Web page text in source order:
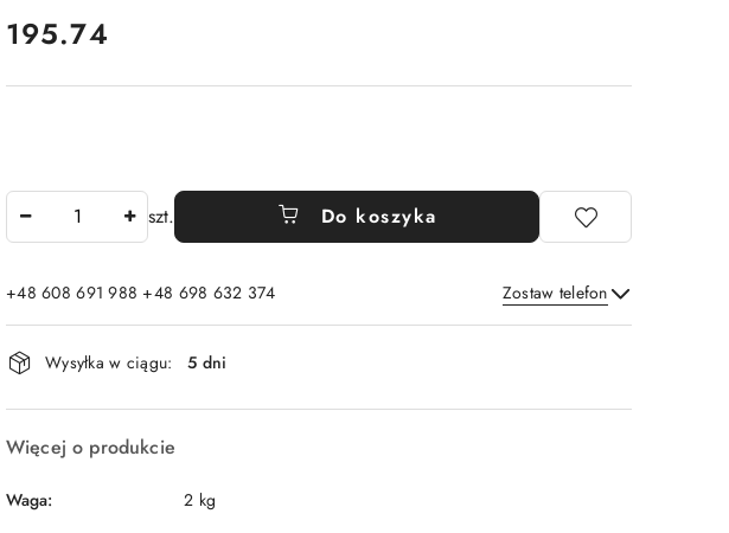
cena:
195.74
szt. Do koszyka
+48 608 691 988 +48 698 632 374 Zostaw telefon
Wyślij
Dostępność
i
dostawa
Wysyłka w ciągu: 5 dni
Więcej o produkcie
Waga: 2 kg